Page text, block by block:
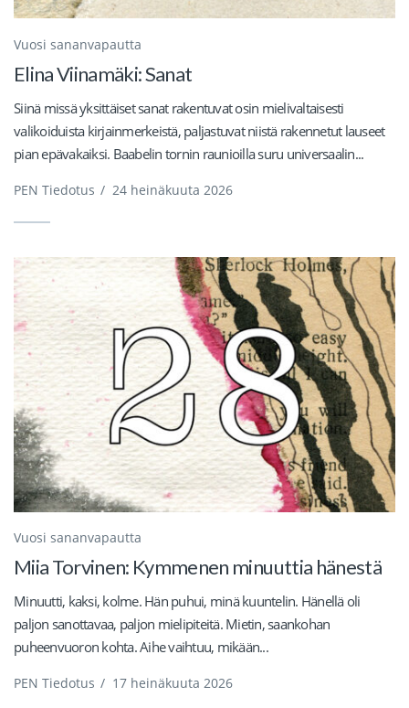
Vuosi sananvapautta
Elina Viinamäki: Sanat
Siinä missä yksittäiset sanat rakentuvat osin mielivaltaisesti
valikoiduista kirjainmerkeistä, paljastuvat niistä rakennetut lauseet
pian epävakaiksi. Baabelin tornin raunioilla suru universaalin...
PEN Tiedotus / 24 heinäkuuta 2026
Vuosi sananvapautta
Miia Torvinen: Kymmenen minuuttia hänestä
Minuutti, kaksi, kolme. Hän puhui, minä kuuntelin. Hänellä oli
paljon sanottavaa, paljon mielipiteitä. Mietin, saankohan
puheenvuoron kohta. Aihe vaihtuu, mikään...
PEN Tiedotus / 17 heinäkuuta 2026